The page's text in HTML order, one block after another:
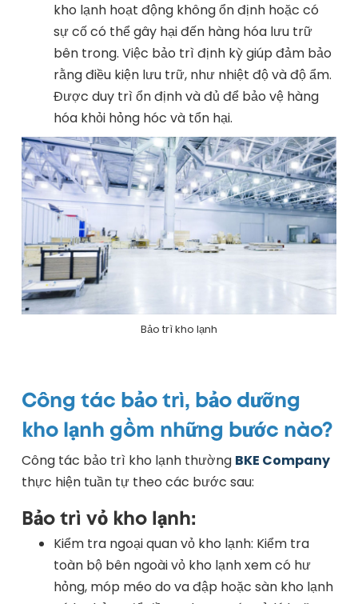
kho lạnh hoạt động không ổn định hoặc có
sự cố có thể gây hại đến hàng hóa lưu trữ
bên trong. Việc bảo trì định kỳ giúp đảm bảo
rằng điều kiện lưu trữ, như nhiệt độ và độ ẩm.
Được duy trì ổn định và đủ để bảo vệ hàng
hóa khỏi hỏng hóc và tổn hại.
Bảo trì kho lạnh
Công tác bảo trì, bảo dưỡng
kho lạnh gồm những bước nào?
Công tác bảo trì kho lạnh thường BKE Company
thực hiện tuần tự theo các bước sau:
Bảo trì vỏ kho lạnh:
Kiểm tra ngoại quan vỏ kho lạnh: Kiểm tra
toàn bộ bên ngoài vỏ kho lạnh xem có hư
hỏng, móp méo do va đập hoặc sàn kho lạnh